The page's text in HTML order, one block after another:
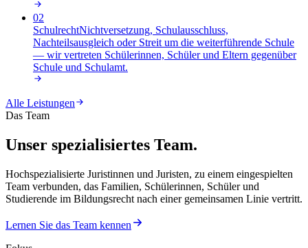
02
SchulrechtNichtversetzung, Schulausschluss,
Nachteilsausgleich oder Streit um die weiterführende Schule
— wir vertreten Schülerinnen, Schüler und Eltern gegenüber
Schule und Schulamt.
Alle Leistungen
Das Team
Unser spezialisiertes Team.
Hochspezialisierte Juristinnen und Juristen, zu einem eingespielten
Team verbunden, das Familien, Schülerinnen, Schüler und
Studierende im Bildungsrecht nach einer gemeinsamen Linie vertritt.
Lernen Sie das Team kennen